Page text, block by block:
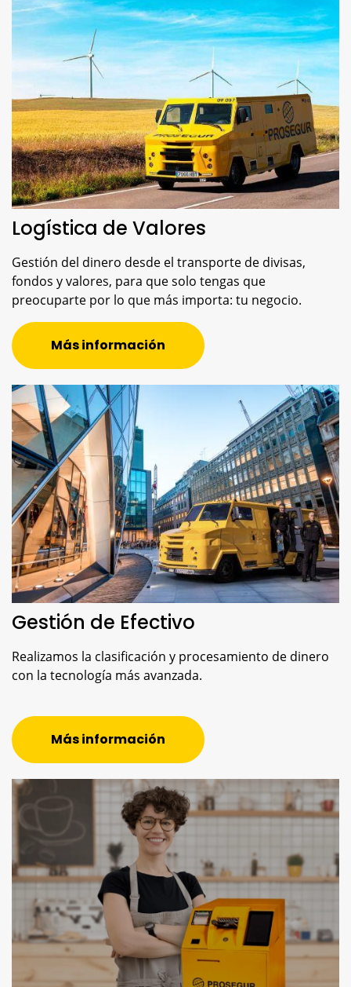
Logística de Valores
Gestión del dinero desde el transporte de divisas,
fondos y valores, para que solo tengas que
preocuparte por lo que más importa: tu negocio.
Más información
Gestión de Efectivo
Realizamos la clasificación y procesamiento de dinero
con la tecnología más avanzada.
Más información